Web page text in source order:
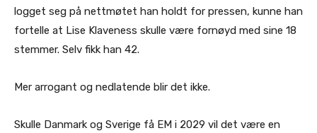
logget seg på nettmøtet han holdt for pressen, kunne han
fortelle at Lise Klaveness skulle være fornøyd med sine 18
stemmer. Selv fikk han 42.
Mer arrogant og nedlatende blir det ikke.
Skulle Danmark og Sverige få EM i 2029 vil det være en